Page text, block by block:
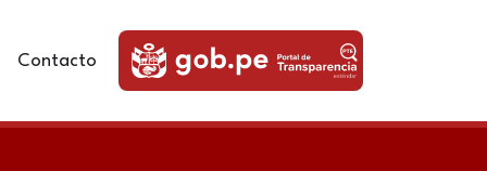
Contacto